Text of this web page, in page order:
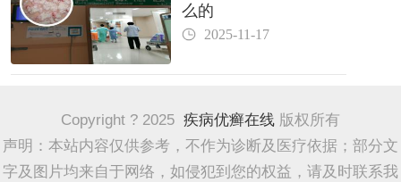
么的
2025-11-17
Copyright ? 2025 疾病优癣在线 版权所有
声明：本站内容仅供参考，不作为诊断及医疗依据；部分文
字及图片均来自于网络，如侵犯到您的权益，请及时联系我